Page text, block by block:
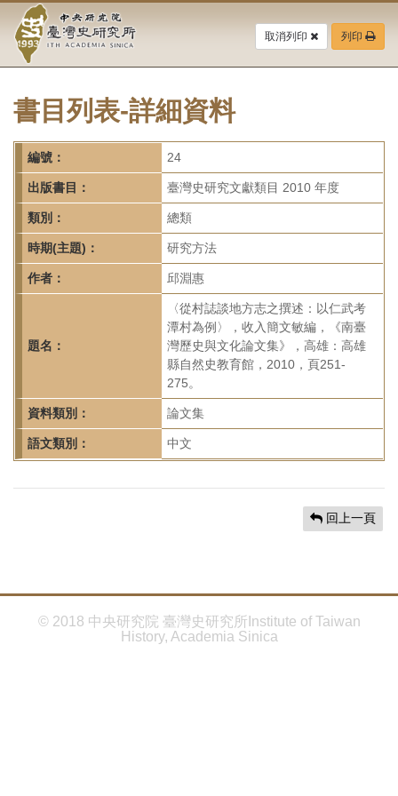
要
中
央
研
究
院-
臺
灣
史
研
究
首
頁
取消列印 列印
書目列表-詳細資料
編號： 24
出版書目： 臺灣史研究文獻類目 2010 年度
類別： 總類
時期(主題)： 研究方法
作者： 邱淵惠
題名：
〈從村誌談地方志之撰述：以仁武考
潭村為例〉，收入簡文敏編，《南臺
灣歷史與文化論文集》，高雄：高雄
縣自然史教育館，2010，頁251-
275。
資料類別： 論文集
語文類別： 中文
回上一頁
© 2018 中央研究院 臺灣史研究所Institute of Taiwan
History, Academia Sinica